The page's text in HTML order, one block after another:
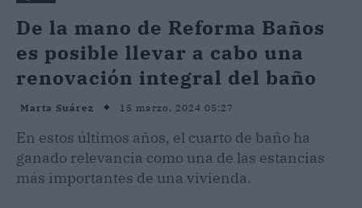
De la mano de Reforma Baños
es posible llevar a cabo una
renovación integral del baño
Marta Suárez 15 marzo, 2024 05:27
En estos últimos años, el cuarto de baño ha
ganado relevancia como una de las estancias
más importantes de una vivienda.